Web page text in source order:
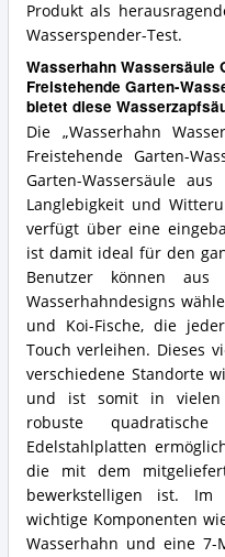
Produkt als
Wasserspender-Test.
Wasserhahn Wassersäule
Freistehende Garten-
bietet diese
Die „Wasserhahn
Freistehende Garten-
Garten-Wassersäule
Langlebigkeit und
verfügt über eine
ist damit ideal für den
Benutzer können
Wasserhahndesigns
und Koi-Fische, die
Touch verleihen. Dieses
verschiedene Standorte
und ist somit in vielen
robuste
Edelstahlplatten
die mit dem
bewerkstelligen ist. Im
wichtige Komponenten
Wasserhahn und eine 7-